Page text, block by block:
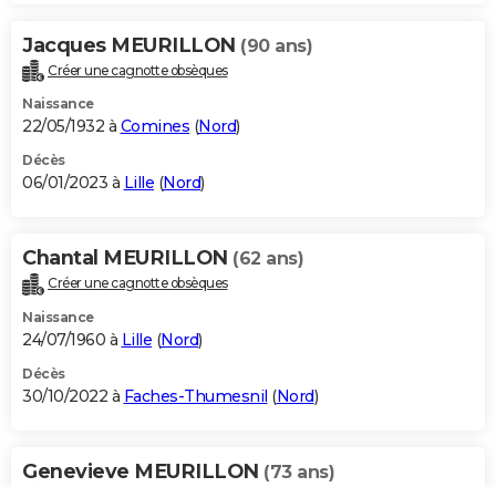
Jacques MEURILLON (90 ans)
Créer une cagnotte obsèques
Naissance
22/05/1932 à Comines (Nord)
Décès
06/01/2023 à Lille (Nord)
Chantal MEURILLON (62 ans)
Créer une cagnotte obsèques
Naissance
24/07/1960 à Lille (Nord)
Décès
30/10/2022 à Faches-Thumesnil (Nord)
Genevieve MEURILLON (73 ans)